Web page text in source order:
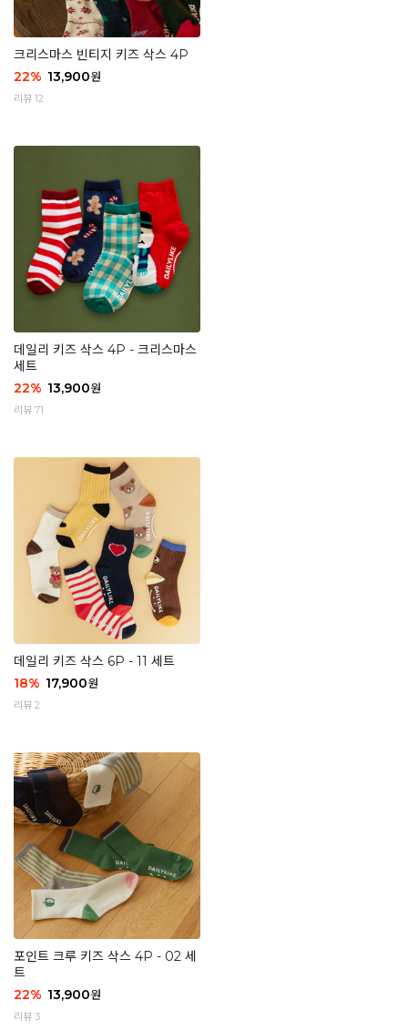
크리스마스 빈티지 키즈 삭스 4P
22% 13,900원
리뷰 12
데일리 키즈 삭스 4P - 크리스마스
세트
22% 13,900원
리뷰 71
데일리 키즈 삭스 6P - 11 세트
18% 17,900원
리뷰 2
포인트 크루 키즈 삭스 4P - 02 세
트
22% 13,900원
리뷰 3